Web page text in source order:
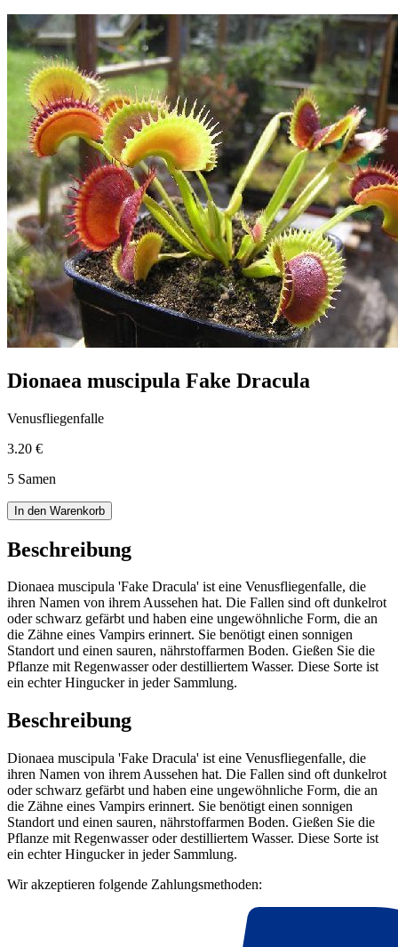
Dionaea muscipula Fake Dracula
Venusfliegenfalle
3.20 €
5 Samen
In den Warenkorb
Beschreibung
Dionaea muscipula 'Fake Dracula' ist eine Venusfliegenfalle, die
ihren Namen von ihrem Aussehen hat. Die Fallen sind oft dunkelrot
oder schwarz gefärbt und haben eine ungewöhnliche Form, die an
die Zähne eines Vampirs erinnert. Sie benötigt einen sonnigen
Standort und einen sauren, nährstoffarmen Boden. Gießen Sie die
Pflanze mit Regenwasser oder destilliertem Wasser. Diese Sorte ist
ein echter Hingucker in jeder Sammlung.
Beschreibung
Dionaea muscipula 'Fake Dracula' ist eine Venusfliegenfalle, die
ihren Namen von ihrem Aussehen hat. Die Fallen sind oft dunkelrot
oder schwarz gefärbt und haben eine ungewöhnliche Form, die an
die Zähne eines Vampirs erinnert. Sie benötigt einen sonnigen
Standort und einen sauren, nährstoffarmen Boden. Gießen Sie die
Pflanze mit Regenwasser oder destilliertem Wasser. Diese Sorte ist
ein echter Hingucker in jeder Sammlung.
Wir akzeptieren folgende Zahlungsmethoden: